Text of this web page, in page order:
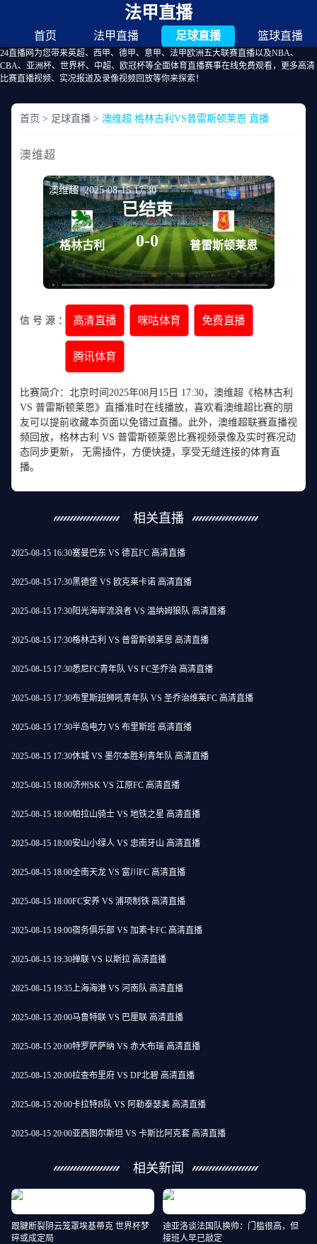
法甲直播
首页 法甲直播 足球直播 篮球直播
24直播网为您带来英超、西甲、德甲、意甲、法甲欧洲五大联赛直播以及NBA、
CBA、亚洲杯、世界杯、中超、欧冠杯等全面体育直播赛事在线免费观看，更多高清
比赛直播视频、实况报道及录像视频回放等你来探索！
首页 > 足球直播 > 澳维超 格林古利VS普雷斯顿莱恩 直播
澳维超
澳维超 2025-08-15 17:30
格林古利
已结束
0-0
普雷斯顿莱恩
信 号 源 ： 高清直播 咪咕体育 免费直播
腾讯体育
比赛简介：北京时间2025年08月15日 17:30，澳维超《格林古利
VS 普雷斯顿莱恩》直播准时在线播放，喜欢看澳维超比赛的朋
友可以提前收藏本页面以免错过直播。此外，澳维超联赛直播视
频回放，格林古利 VS 普雷斯顿莱恩比赛视频录像及实时赛况动
态同步更新， 无需插件，方便快捷，享受无缝连接的体育直
播。
相关直播
2025-08-15 16:30塞曼巴东 VS 德瓦FC 高清直播
2025-08-15 17:30黑德堡 VS 欧克莱卡诺 高清直播
2025-08-15 17:30阳光海岸流浪者 VS 温纳姆狼队 高清直播
2025-08-15 17:30格林古利 VS 普雷斯顿莱恩 高清直播
2025-08-15 17:30悉尼FC青年队 VS FC圣乔治 高清直播
2025-08-15 17:30布里斯班狮吼青年队 VS 圣乔治维莱FC 高清直播
2025-08-15 17:30半岛电力 VS 布里斯班 高清直播
2025-08-15 17:30休城 VS 墨尔本胜利青年队 高清直播
2025-08-15 18:00济州SK VS 江原FC 高清直播
2025-08-15 18:00帕拉山骑士 VS 地铁之星 高清直播
2025-08-15 18:00安山小绿人 VS 忠南牙山 高清直播
2025-08-15 18:00全南天龙 VS 富川FC 高清直播
2025-08-15 18:00FC安养 VS 浦项制铁 高清直播
2025-08-15 19:00宿务俱乐部 VS 加素卡FC 高清直播
2025-08-15 19:30掸联 VS 以斯拉 高清直播
2025-08-15 19:35上海海港 VS 河南队 高清直播
2025-08-15 20:00马鲁特联 VS 巴厘联 高清直播
2025-08-15 20:00特罗萨萨纳 VS 赤大布瑞 高清直播
2025-08-15 20:00拉查布里府 VS DP北碧 高清直播
2025-08-15 20:00卡拉特B队 VS 阿勒泰瑟美 高清直播
2025-08-15 20:00亚西图尔斯坦 VS 卡斯比阿克套 高清直播
相关新闻
跟腱断裂阴云笼罩埃基蒂克 世界杯梦
碎或成定局
迪亚洛谈法国队换帅：门槛很高，但
接班人早已敲定